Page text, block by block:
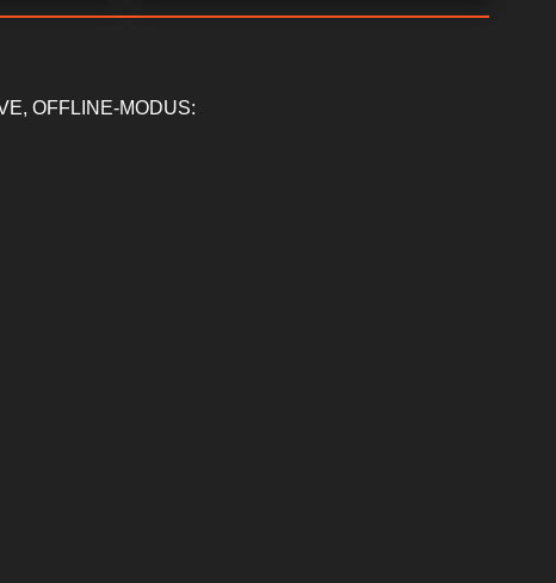
OFFLINE-MODUS: